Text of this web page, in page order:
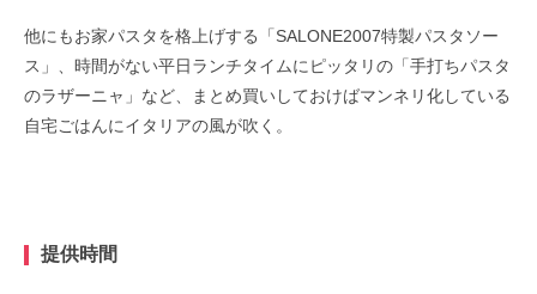
他にもお家パスタを格上げする「SALONE2007特製パスタソー
ス」、時間がない平日ランチタイムにピッタリの「手打ちパスタ
のラザーニャ」など、まとめ買いしておけばマンネリ化している
自宅ごはんにイタリアの風が吹く。
提供時間